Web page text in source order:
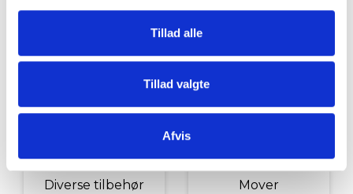
Tillad alle
Tillad valgte
Afvis
Udvendigt Udstyr Camp System
Diverse tilbehør Mover